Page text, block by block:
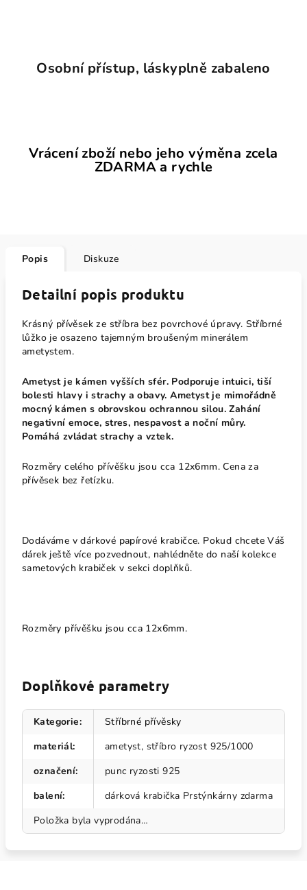
Osobní přístup, láskyplně zabaleno
Vrácení zboží nebo jeho výměna zcela
ZDARMA a rychle
Popis Diskuze
Detailní popis produktu
Krásný přívěsek ze stříbra bez povrchové úpravy. Stříbrné
lůžko je osazeno tajemným broušeným minerálem
ametystem.
Ametyst je kámen vyšších sfér. Podporuje intuici, tiší
bolesti hlavy i strachy a obavy. Ametyst je mimořádně
mocný kámen s obrovskou ochrannou silou. Zahání
negativní emoce, stres, nespavost a noční můry.
Pomáhá zvládat strachy a vztek.
Rozměry celého přívěšku jsou cca 12x6mm. Cena za
přívěsek bez řetízku.
Dodáváme v dárkové papírové krabičce. Pokud chcete Váš
dárek ještě více pozvednout, nahlédněte do naší kolekce
sametových krabiček v sekci doplňků.
Rozměry přívěšku jsou cca 12x6mm.
Doplňkové parametry
Kategorie:
Stříbrné přívěsky
materiál:
ametyst, stříbro ryzost 925/1000
označení:
punc ryzosti 925
balení:
dárková krabička Prstýnkárny zdarma
Položka byla vyprodána…